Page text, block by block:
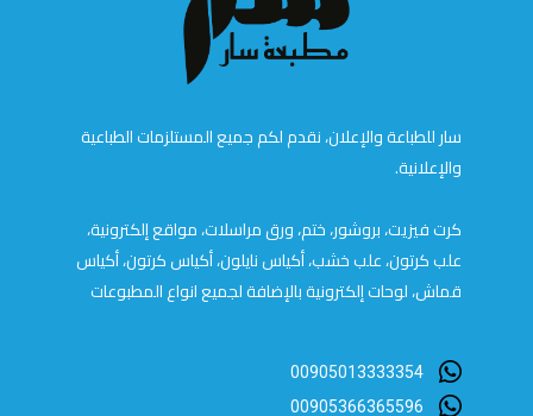
سار للطباعة والإعلان، نقدم لكم جميع المستلزمات الطباعية
والإعلانية.
كرت فيزيت، بروشور، ختم، ورق مراسلات، مواقع إلكترونية،
علب كرتون، علب خشب، أكياس نايلون، أكياس كرتون، أكياس
قماش، لوحات إلكترونية بالإضافة لجميع انواع المطبوعات
00905013333354
00905366365596